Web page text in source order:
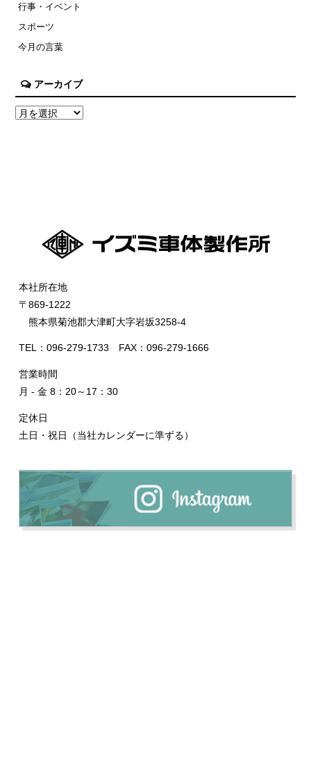
行事・イベント
スポーツ
今月の言葉
アーカイブ
本社所在地
〒869-1222
熊本県菊池郡大津町大字岩坂3258-4
TEL：096-279-1733 FAX：096-279-1666
営業時間
月 - 金 8：20～17：30
定休日
土日・祝日（当社カレンダーに準ずる）